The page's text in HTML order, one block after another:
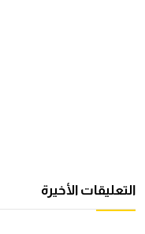
التعليقات الأخيرة